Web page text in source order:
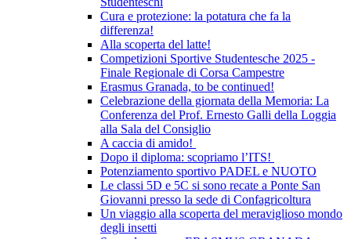
Cura e protezione: la potatura che fa la
differenza!
Alla scoperta del latte!
Competizioni Sportive Studentesche 2025 -
Finale Regionale di Corsa Campestre
Erasmus Granada, to be continued!
Celebrazione della giornata della Memoria: La
Conferenza del Prof. Ernesto Galli della Loggia
alla Sala del Consiglio
A caccia di amido!
Dopo il diploma: scopriamo l’ITS!
Potenziamento sportivo PADEL e NUOTO
Le classi 5D e 5C si sono recate a Ponte San
Giovanni presso la sede di Confagricoltura
Un viaggio alla scoperta del meraviglioso mondo
degli insetti